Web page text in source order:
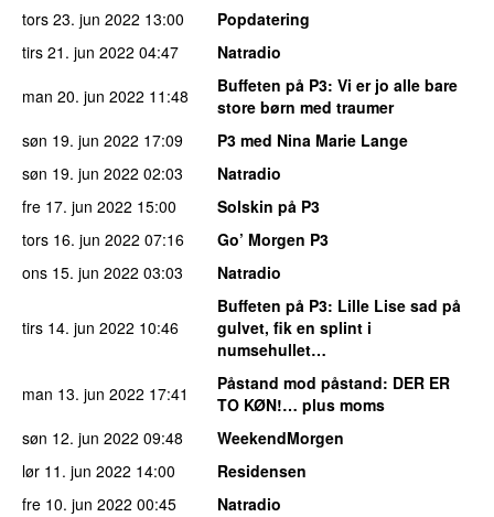
tors 23. jun 2022 13:00
Popdatering
tirs 21. jun 2022 04:47
Natradio
man 20. jun 2022 11:48 Buffeten på P3: Vi er jo alle bare
store børn med traumer
søn 19. jun 2022 17:09
P3 med Nina Marie Lange
søn 19. jun 2022 02:03
Natradio
fre 17. jun 2022 15:00
Solskin på P3
tors 16. jun 2022 07:16
Go’ Morgen P3
ons 15. jun 2022 03:03 Natradio
tirs 14. jun 2022 10:46
Buffeten på P3: Lille Lise sad på
gulvet, fik en splint i
numsehullet…
man 13. jun 2022 17:41 Påstand mod påstand: DER ER
TO KØN!… plus moms
søn 12. jun 2022 09:48
WeekendMorgen
lør 11. jun 2022 14:00
Residensen
fre 10. jun 2022 00:45
Natradio